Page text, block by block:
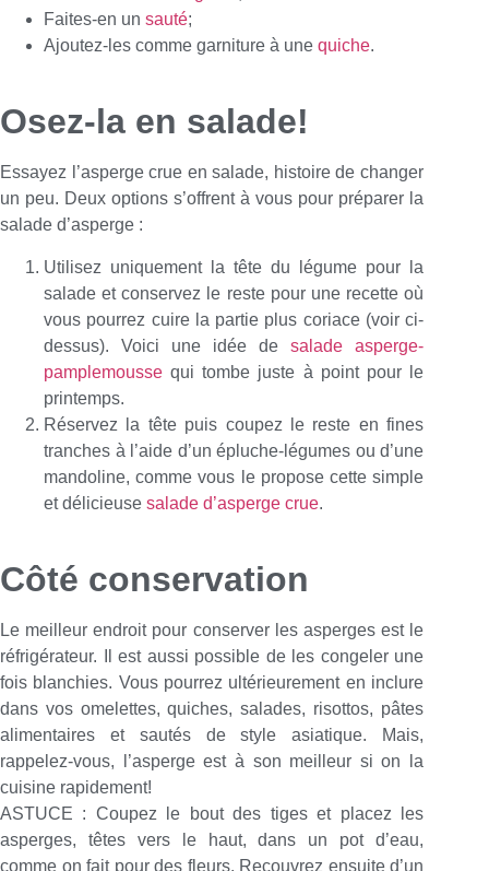
Faites-en un sauté;
Ajoutez-les comme garniture à une quiche.
Osez-la en salade!
Essayez l’asperge crue en salade, histoire de changer
un peu. Deux options s’offrent à vous pour préparer la
salade d’asperge :
Utilisez uniquement la tête du légume pour la
salade et conservez le reste pour une recette où
vous pourrez cuire la partie plus coriace (voir ci-
dessus). Voici une idée de salade asperge-
pamplemousse qui tombe juste à point pour le
printemps.
Réservez la tête puis coupez le reste en fines
tranches à l’aide d’un épluche-légumes ou d’une
mandoline, comme vous le propose cette simple
et délicieuse salade d’asperge crue.
Côté conservation
Le meilleur endroit pour conserver les asperges est le
réfrigérateur. Il est aussi possible de les congeler une
fois blanchies. Vous pourrez ultérieurement en inclure
dans vos omelettes, quiches, salades, risottos, pâtes
alimentaires et sautés de style asiatique. Mais,
rappelez-vous, l’asperge est à son meilleur si on la
cuisine rapidement!
ASTUCE : Coupez le bout des tiges et placez les
asperges, têtes vers le haut, dans un pot d’eau,
comme on fait pour des fleurs. Recouvrez ensuite d’un